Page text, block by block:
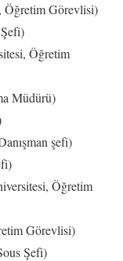
Görevlisi)
Öğretim
Müdürü)
şefi)
Öğretim
Görevlisi)
Şefi)